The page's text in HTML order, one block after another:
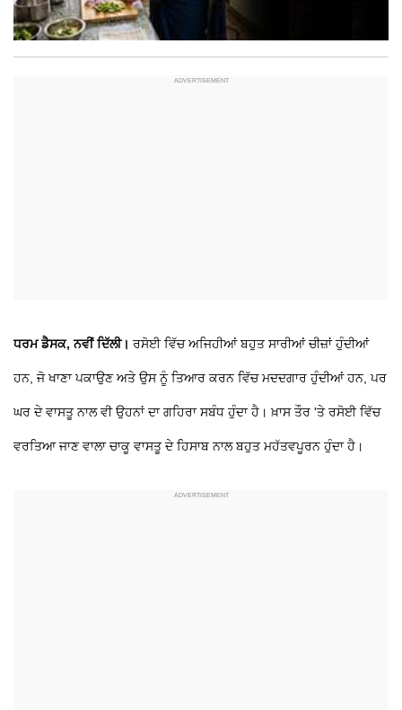
ਧਰਮ ਡੈਸਕ, ਨਵੀਂ ਦਿੱਲੀ। ਰਸੋਈ ਵਿੱਚ ਅਜਿਹੀਆਂ ਬਹੁਤ ਸਾਰੀਆਂ ਚੀਜ਼ਾਂ ਹੁੰਦੀਆਂ
ਹਨ, ਜੋ ਖਾਣਾ ਪਕਾਉਣ ਅਤੇ ਉਸ ਨੂੰ ਤਿਆਰ ਕਰਨ ਵਿੱਚ ਮਦਦਗਾਰ ਹੁੰਦੀਆਂ ਹਨ, ਪਰ
ਘਰ ਦੇ ਵਾਸਤੂ ਨਾਲ ਵੀ ਉਹਨਾਂ ਦਾ ਗਹਿਰਾ ਸਬੰਧ ਹੁੰਦਾ ਹੈ। ਖ਼ਾਸ ਤੌਰ 'ਤੇ ਰਸੋਈ ਵਿੱਚ
ਵਰਤਿਆ ਜਾਣ ਵਾਲਾ ਚਾਕੂ ਵਾਸਤੂ ਦੇ ਹਿਸਾਬ ਨਾਲ ਬਹੁਤ ਮਹੱਤਵਪੂਰਨ ਹੁੰਦਾ ਹੈ।